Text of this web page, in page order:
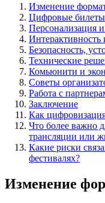
Изменение
Цифровые билеты
Персонализация и
Безопасность,
Технические
Комьюнити и
Советы
Работа с
Заключение
Как
Что более важно
трансляции или
Какие риски
фестивалях?
Изменение